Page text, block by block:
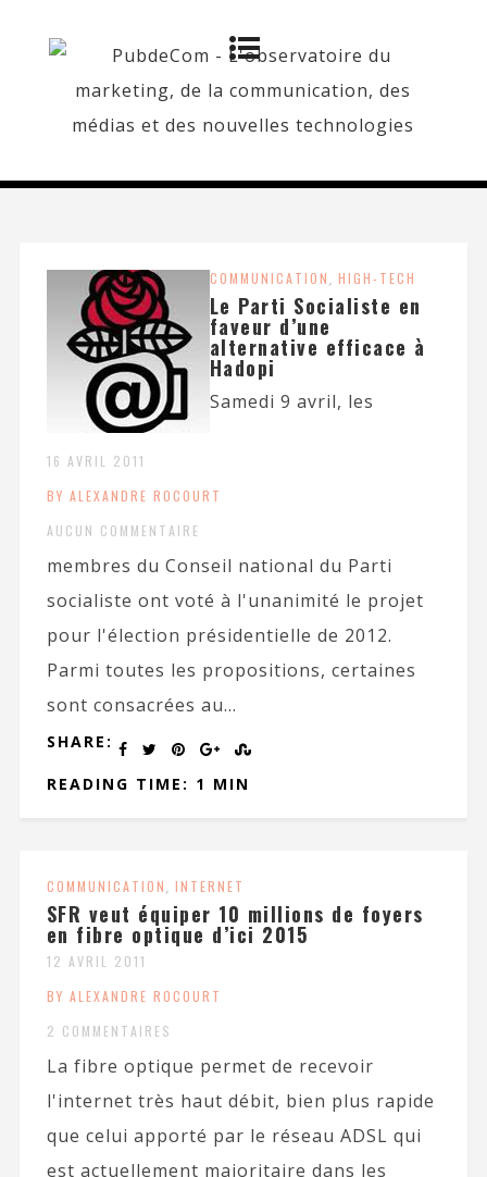
COMMUNICATION, HIGH-TECH
Le Parti Socialiste en
faveur d’une
alternative efficace à
Hadopi
16 AVRIL 2011
BY ALEXANDRE ROCOURT
AUCUN COMMENTAIRE
Samedi 9 avril, les
membres du Conseil national du Parti
socialiste ont voté à l'unanimité le projet
pour l'élection présidentielle de 2012.
Parmi toutes les propositions, certaines
sont consacrées au...
SHARE:
READING TIME: 1 MIN
COMMUNICATION, INTERNET
SFR veut équiper 10 millions de foyers
en fibre optique d’ici 2015
12 AVRIL 2011
BY ALEXANDRE ROCOURT
2 COMMENTAIRES
La fibre optique permet de recevoir
l'internet très haut débit, bien plus rapide
que celui apporté par le réseau ADSL qui
est actuellement majoritaire dans les